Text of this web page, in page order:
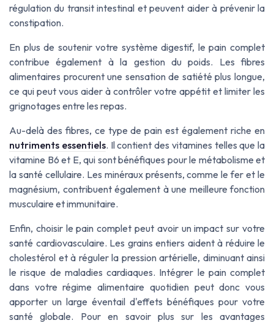
régulation du transit intestinal et peuvent aider à prévenir la
constipation.
En plus de soutenir votre système digestif, le pain complet
contribue également à la gestion du poids. Les fibres
alimentaires procurent une sensation de satiété plus longue,
ce qui peut vous aider à contrôler votre appétit et limiter les
grignotages entre les repas.
Au-delà des fibres, ce type de pain est également riche en
nutriments essentiels. Il contient des vitamines telles que la
vitamine B6 et E, qui sont bénéfiques pour le métabolisme et
la santé cellulaire. Les minéraux présents, comme le fer et le
magnésium, contribuent également à une meilleure fonction
musculaire et immunitaire.
Enfin, choisir le pain complet peut avoir un impact sur votre
santé cardiovasculaire. Les grains entiers aident à réduire le
cholestérol et à réguler la pression artérielle, diminuant ainsi
le risque de maladies cardiaques. Intégrer le pain complet
dans votre régime alimentaire quotidien peut donc vous
apporter un large éventail d'effets bénéfiques pour votre
santé globale. Pour en savoir plus sur les avantages